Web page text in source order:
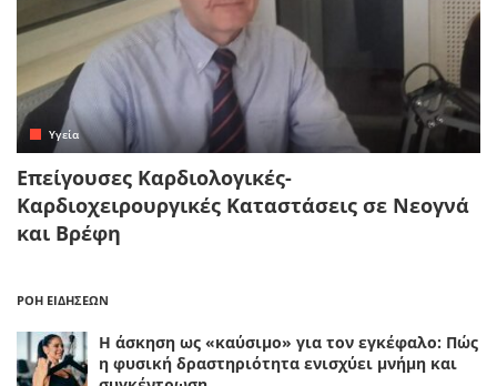
Yγεία
Επείγουσες Καρδιολογικές-
Καρδιοχειρουργικές Καταστάσεις σε Νεογνά
και Βρέφη
ΡΟΗ ΕΙΔΗΣΕΩΝ
Η άσκηση ως «καύσιμο» για τον εγκέφαλο: Πώς
η φυσική δραστηριότητα ενισχύει μνήμη και